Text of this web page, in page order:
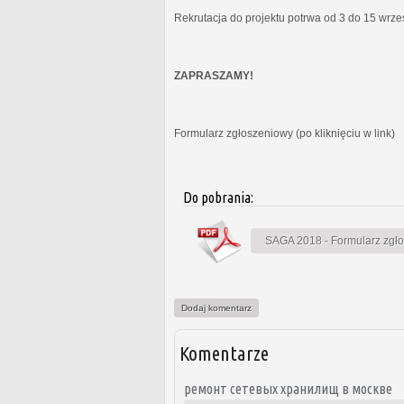
Rekrutacja do projektu potrwa od 3 do 15
ZAPRASZAMY!
Formularz zgłoszeniowy (po kliknięciu w link)
Do pobrania:
SAGA 2018 - Formularz
Dodaj komentarz
Komentarze
ремонт сетевых хранилищ в москве